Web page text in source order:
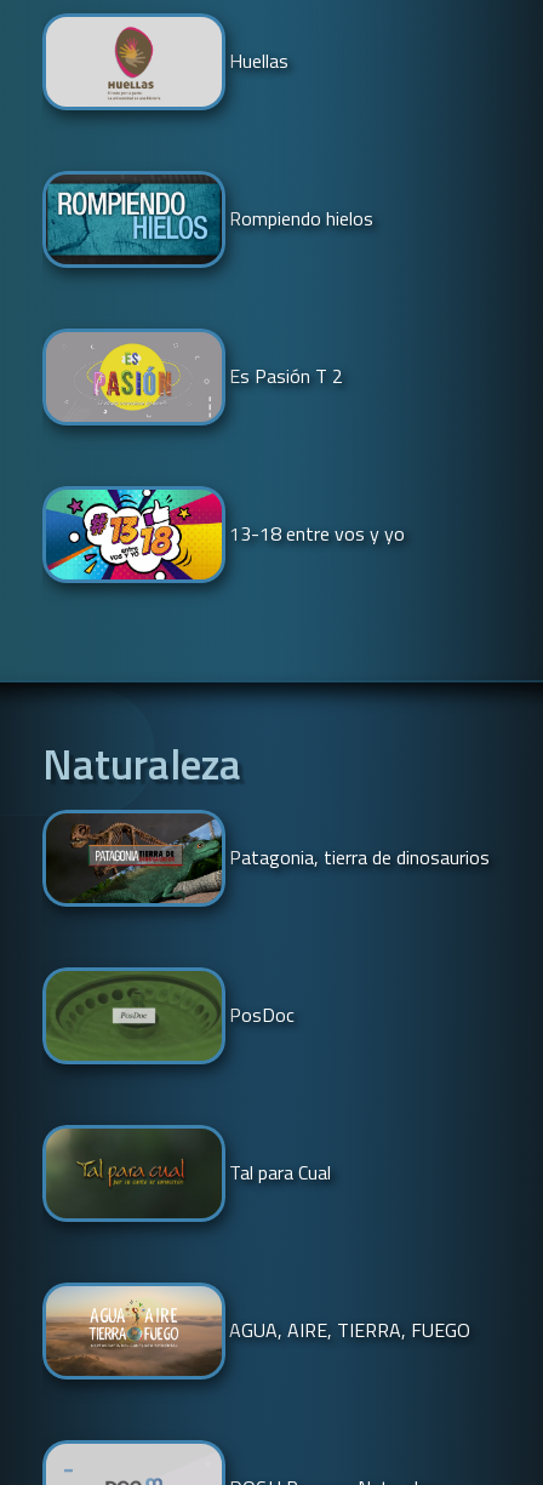
Huellas
Rompiendo hielos
Es Pasión T 2
13-18 entre vos y yo
Naturaleza
Patagonia, tierra de dinosaurios
PosDoc
Tal para Cual
AGUA, AIRE, TIERRA, FUEGO